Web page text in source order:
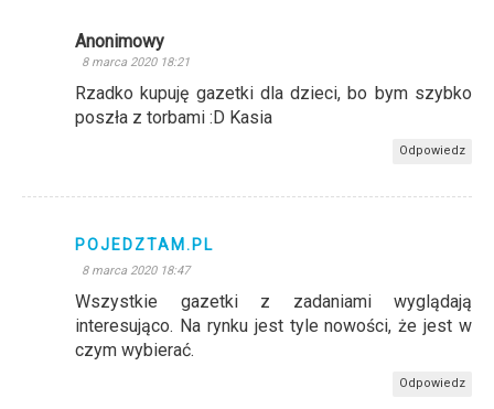
Anonimowy
8 marca 2020 18:21
Rzadko kupuję gazetki dla dzieci, bo bym szybko
poszła z torbami :D Kasia
Odpowiedz
POJEDZTAM.PL
8 marca 2020 18:47
Wszystkie gazetki z zadaniami wyglądają
interesująco. Na rynku jest tyle nowości, że jest w
czym wybierać.
Odpowiedz